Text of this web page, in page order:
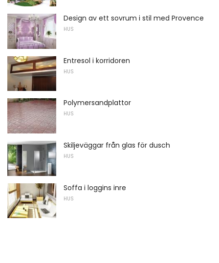
Design av ett sovrum i stil med Provence
HUS
Entresol i korridoren
HUS
Polymersandplattor
HUS
Skiljeväggar från glas för dusch
HUS
Soffa i loggins inre
HUS